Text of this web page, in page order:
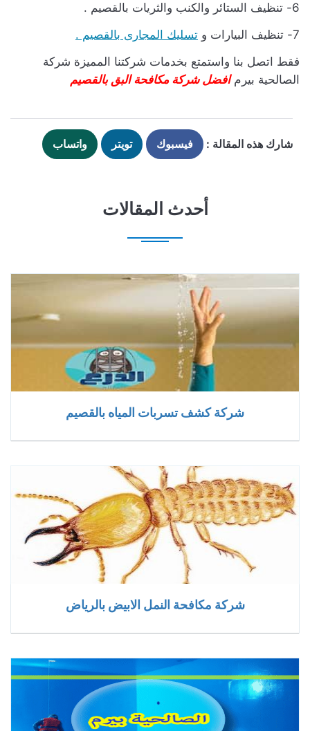
6- تنظيف الستائر والكنب والثريات بالقصيم .
7- تنظيف البيارات و
تسليك المجارى بالقصيم .
فقط اتصل بنا واستمتع بخدمات شركتنا المميزة شركة
الصالحية بيرمافضل شركة مكافحة البق بالقصيم
شارك هذه المقالة : فيسبوك تويتر واتساب
أحدث المقالات
شركة كشف تسربات المياه بالقصيم
شركة مكافحة النمل الابيض بالرياض